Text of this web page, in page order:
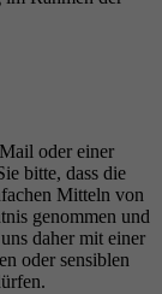
oder einer
bitte, dass die
Mitteln von
genommen und
daher mit einer
oder sensiblen